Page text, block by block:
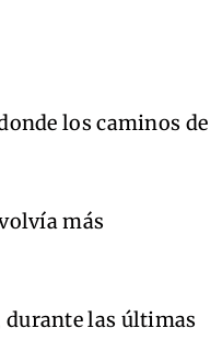
los caminos de
más
durante las últimas